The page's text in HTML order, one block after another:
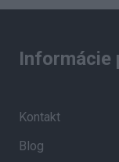
Informácie
Kontakt
Blog